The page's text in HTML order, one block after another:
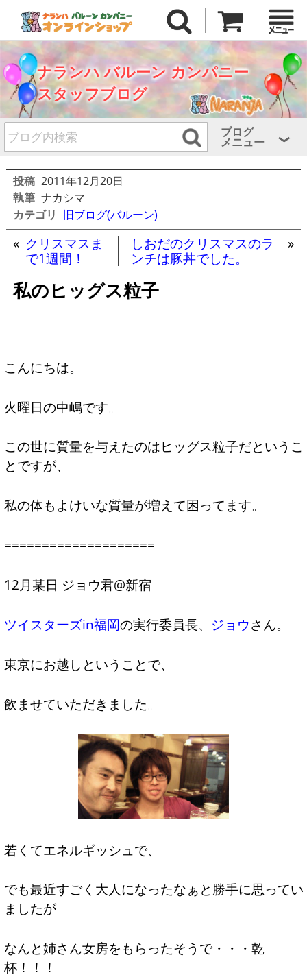
ナランハ バルーン カンパニー
スタッフブログ
ブログ
メニュー
投稿 2011年12月20日
執筆 ナカシマ
カテゴリ 旧ブログ(バルーン)
« クリスマスま
で1週間！
しおだのクリスマスのラ
ンチは豚丼でした。
»
私のヒッグス粒子
こんにちは。
火曜日の中嶋です。
この世に質量を与えたのはヒッグス粒子だというこ
とですが、
私の体もよけいな質量が増えて困ってます。
====================
12月某日 ジョウ君@新宿
ツイスターズin福岡の実行委員長、 ジョウさん。
東京にお越しということで、
飲ませていただきました。
若くてエネルギッシュで、
でも最近すごく大人になったなぁと勝手に思ってい
ましたが
なんと姉さん女房をもらったそうで・・・乾
杯！！！